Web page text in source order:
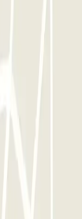
del parking todas
Opiniones